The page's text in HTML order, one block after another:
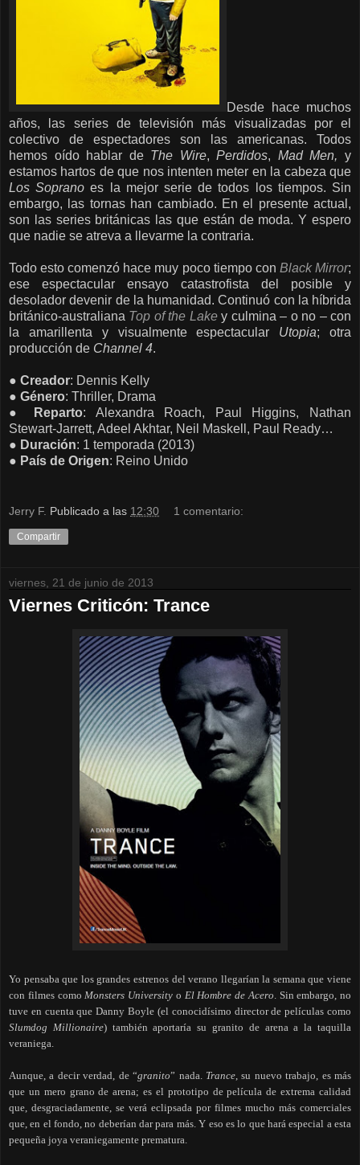
Desde hace muchos
años, las series de televisión más visualizadas por el
colectivo de espectadores son las americanas. Todos
hemos oído hablar de The Wire,Perdidos, Mad Men,y
estamos hartos de que nos intenten meter en la cabeza que
Los Soprano es la mejor serie de todos los tiempos. Sin
embargo, las tornas han cambiado. En el presente actual,
son las series británicas las que están de moda. Y espero
que nadie se atreva a llevarme la contraria.
Todo esto comenzó hace muy poco tiempo con Black Mirror;
ese espectacular ensayo catastrofista del posible y
desolador devenir de la humanidad. Continuó con la híbrida
británico-australiana Top of the Lakey culmina – o no – con
la amarillenta y visualmente espectacular Utopia; otra
producción de Channel 4.
● Creador: Dennis Kelly
● Género: Thriller, Drama
●
Reparto: A lexandra Roach, Paul Higgins, Nathan
Stewart-Jarrett, Adeel Akhtar, Neil Maskell, Paul Ready…
● Duración: 1 temporada (2013)
● País de Origen: Reino Unido
Jerry F. Publicado a las 12:30 1 comentario:
Compartir
viernes, 21 de junio de 2013
Viernes Criticón: Trance
Yo pensaba que los grandes estrenos del verano llegarían la semana que viene
con filmes comoMonsters University o El Hombre de Acero. Sin embargo, no
tuve en cuenta que Danny Boyle (el conocidísimo director de películas como
Slumdog Millionaire) también aportaría su granito de arena a la taquilla
veraniega.
Aunque, a decir verdad, de “granito” nada. Trance, su nuevo trabajo, es más
que un mero grano de arena; es el prototipo de película de extrema calidad
que, desgraciadamente, se verá eclipsada por filmes mucho más comerciales
que, en el fondo, no deberían dar para más. Y eso es lo que hará especial a esta
pequeña joya veraniegamente prematura.